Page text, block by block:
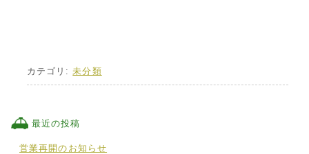
カテゴリ:未分類
最近の投稿
営業再開のお知らせ